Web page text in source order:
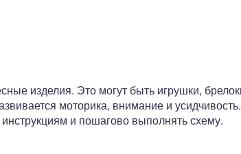
изделия. Это могут быть игрушки,
моторика, внимание и
и пошагово выполнять схему.